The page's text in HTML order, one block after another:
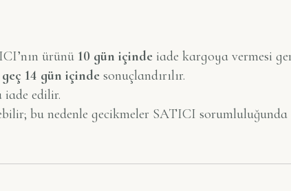
ürünü 10 gün içinde iade kargoya vermesi
14 gün içinde sonuçlandırılır.
edilir.
bu nedenle gecikmeler SATICI sorumluluğunda